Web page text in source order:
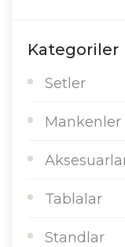
Kategoriler
Setler
Mankenler
Tablalar
Standlar